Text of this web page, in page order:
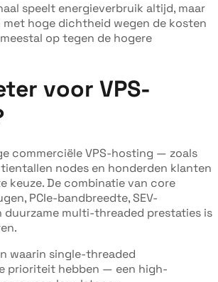
speelt energieverbruik altijd, maar
hoge dichtheid wegen de kosten
op tegen de hogere
voor VPS-
commerciële VPS-hosting — zoals
nodes en honderden klanten
keuze. De combinatie van core
PCIe-bandbreedte, SEV-
duurzame multi-threaded prestaties is
waarin single-threaded
prioriteit hebben — een high-